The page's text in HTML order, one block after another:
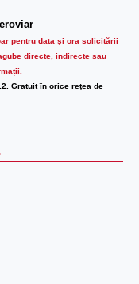
pentru data şi ora solicitării
directe, indirecte sau
Gratuit în orice reţea de